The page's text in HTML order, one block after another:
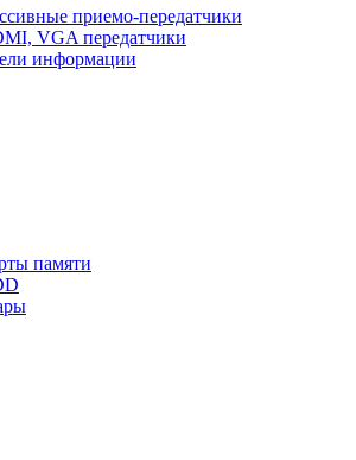
приемо-передатчики
VGA передатчики
информации
памяти